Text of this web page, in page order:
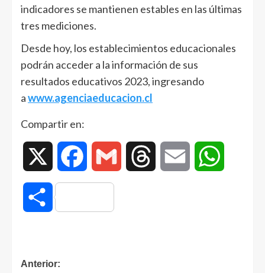
indicadores se mantienen estables en las últimas
tres mediciones.
Desde hoy, los establecimientos educacionales
podrán acceder a la información de sus
resultados educativos 2023, ingresando
awww.agenciaeducacion.cl
Compartir en:
Facebook Gmail Threads Email
Compartir
Anterior: